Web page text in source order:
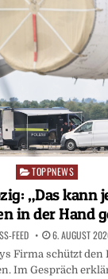
Posted
TOPPNEWS
„Das kann
in der Hand
FEED 6. AUGUST
Firma schützt den
Im Gespräch